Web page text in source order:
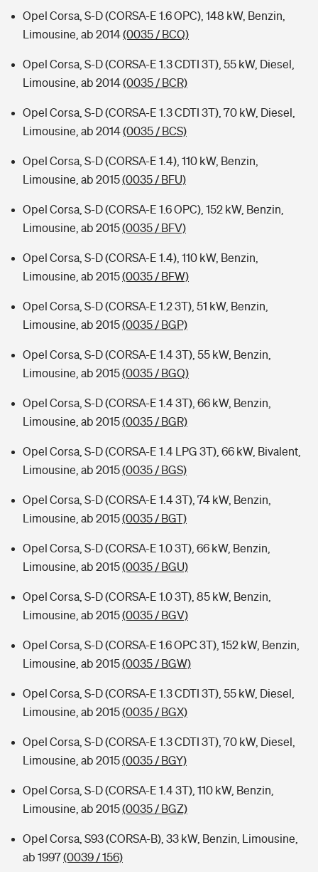
Opel Corsa, S-D (CORSA-E 1.6 OPC), 148 kW, Benzin,
Limousine, ab 2014(0035 / BCQ)
Opel Corsa, S-D (CORSA-E 1.3 CDTI 3T), 55 kW, Diesel,
Limousine, ab 2014(0035 / BCR)
Opel Corsa, S-D (CORSA-E 1.3 CDTI 3T), 70 kW, Diesel,
Limousine, ab 2014(0035 / BCS)
Opel Corsa, S-D (CORSA-E 1.4), 110 kW, Benzin,
Limousine, ab 2015(0035 / BFU)
Opel Corsa, S-D (CORSA-E 1.6 OPC), 152 kW, Benzin,
Limousine, ab 2015(0035 / BFV)
Opel Corsa, S-D (CORSA-E 1.4), 110 kW, Benzin,
Limousine, ab 2015(0035 / BFW)
Opel Corsa, S-D (CORSA-E 1.2 3T), 51 kW, Benzin,
Limousine, ab 2015(0035 / BGP)
Opel Corsa, S-D (CORSA-E 1.4 3T), 55 kW, Benzin,
Limousine, ab 2015(0035 / BGQ)
Opel Corsa, S-D (CORSA-E 1.4 3T), 66 kW, Benzin,
Limousine, ab 2015(0035 / BGR)
Opel Corsa, S-D (CORSA-E 1.4 LPG 3T), 66 kW, Bivalent,
Limousine, ab 2015(0035 / BGS)
Opel Corsa, S-D (CORSA-E 1.4 3T), 74 kW, Benzin,
Limousine, ab 2015(0035 / BGT)
Opel Corsa, S-D (CORSA-E 1.0 3T), 66 kW, Benzin,
Limousine, ab 2015(0035 / BGU)
Opel Corsa, S-D (CORSA-E 1.0 3T), 85 kW, Benzin,
Limousine, ab 2015(0035 / BGV)
Opel Corsa, S-D (CORSA-E 1.6 OPC 3T), 152 kW, Benzin,
Limousine, ab 2015(0035 / BGW)
Opel Corsa, S-D (CORSA-E 1.3 CDTI 3T), 55 kW, Diesel,
Limousine, ab 2015(0035 / BGX)
Opel Corsa, S-D (CORSA-E 1.3 CDTI 3T), 70 kW, Diesel,
Limousine, ab 2015(0035 / BGY)
Opel Corsa, S-D (CORSA-E 1.4 3T), 110 kW, Benzin,
Limousine, ab 2015(0035 / BGZ)
Opel Corsa, S93 (CORSA-B), 33 kW, Benzin, Limousine,
ab 1997(0039 / 156)